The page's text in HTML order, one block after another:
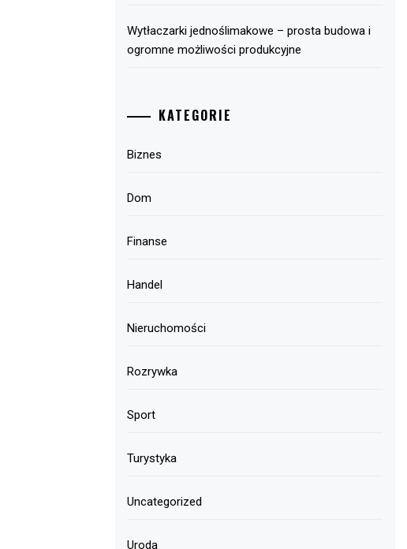
Wytłaczarki jednoślimakowe – prosta budowa i
ogromne możliwości produkcyjne
KATEGORIE
Biznes
Dom
Finanse
Handel
Nieruchomości
Rozrywka
Sport
Turystyka
Uncategorized
Uroda